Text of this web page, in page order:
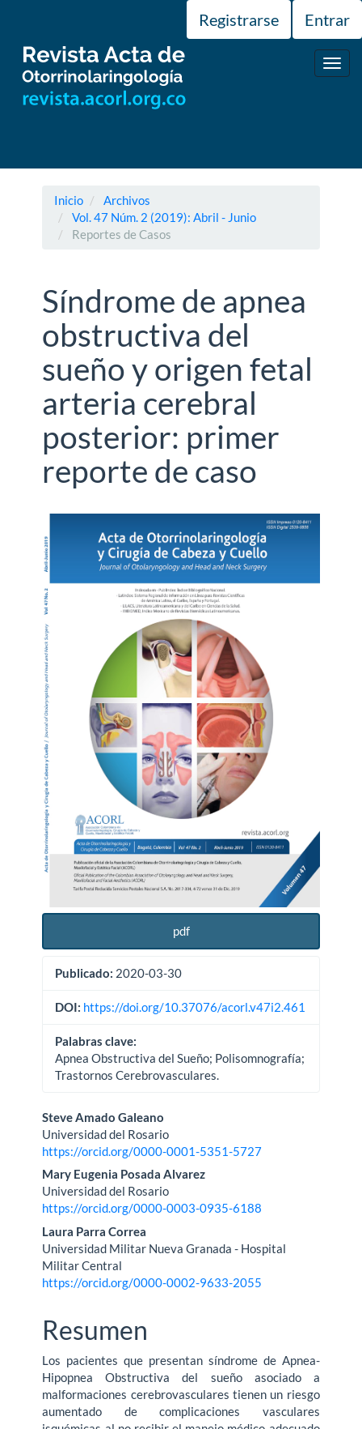
principal
Barra
lateral
Registrarse Entrar
Inicio
Archivos
Vol. 47 Núm. 2 (2019): Abril - Junio
Reportes de Casos
Síndrome de apnea
obstructiva del
sueño y origen fetal
arteria cerebral
posterior: primer
reporte de caso
Barra
lateral
del
artículo
pdf
Publicado: 2020-03-30
DOI: https://doi.org/10.37076/acorl.v47i2.461
Palabras clave:
Apnea Obstructiva del Sueño; Polisomnografía;
Trastornos Cerebrovasculares.
Contenido
principal
del
artículo
Steve Amado Galeano
Universidad del Rosario
https://orcid.org/0000-0001-5351-5727
Mary Eugenia Posada Alvarez
Universidad del Rosario
https://orcid.org/0000-0003-0935-6188
Laura Parra Correa
Universidad Militar Nueva Granada - Hospital
Militar Central
https://orcid.org/0000-0002-9633-2055
Resumen
Los pacientes que presentan síndrome de Apnea-
Hipopnea Obstructiva del sueño asociado a
malformaciones cerebrovasculares tienen un riesgo
aumentado de complicaciones vasculares